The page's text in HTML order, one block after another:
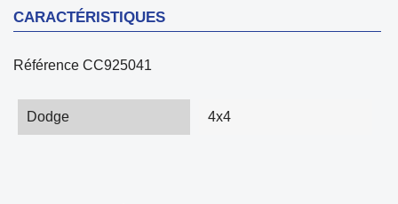
CARACTÉRISTIQUES
Référence CC925041
Dodge 4x4